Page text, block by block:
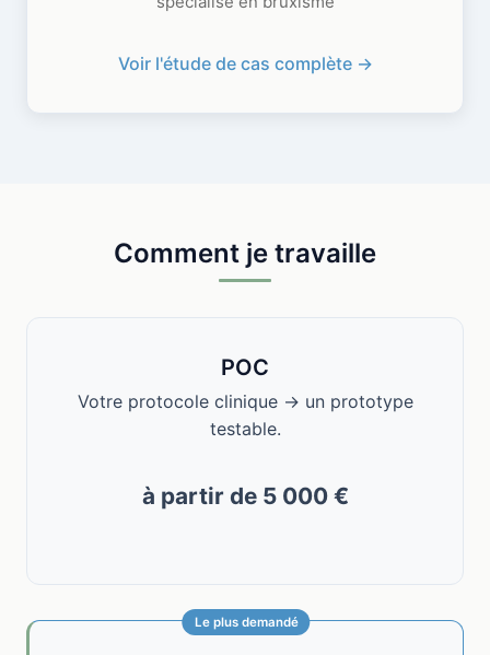
Voir l'étude de cas complète ->
Comment je travaille
POC
Votre protocole clinique → un prototype
testable.
à partir de 5 000 €
Le plus demandé